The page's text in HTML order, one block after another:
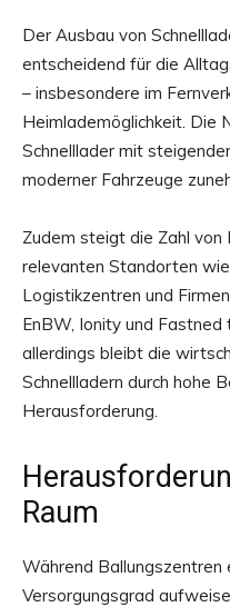
Der Ausbau von
entscheidend für die
– insbesondere im
Heimlademöglichkeit. Die
Schnelllader mit
moderner Fahrzeuge
Zudem steigt die Zahl
relevanten Standorten
Logistikzentren und
EnBW, Ionity und Fastned
allerdings bleibt die
Schnellladern durch hohe
Herausforderung.
Raum
Während Ballungszentren
Versorgungsgrad